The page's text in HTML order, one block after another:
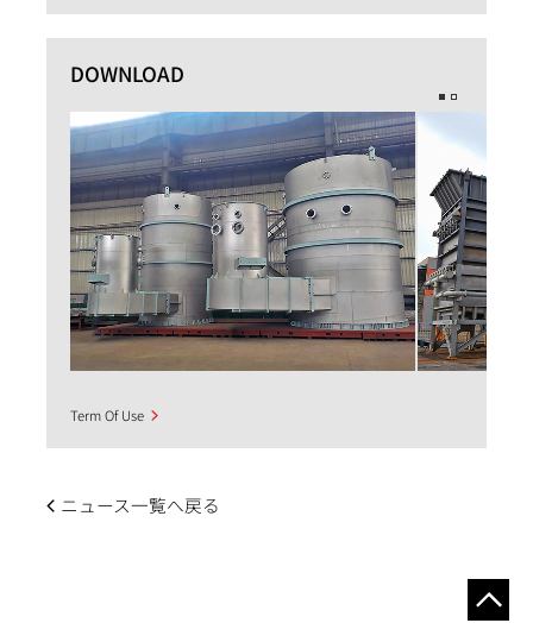
DOWNLOAD
Term Of Use
ニュース一覧へ戻る